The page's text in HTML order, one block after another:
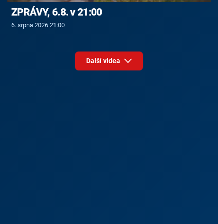
ZPRÁVY, 6.8. v 21:00
6. srpna 2026 21:00
Další videa